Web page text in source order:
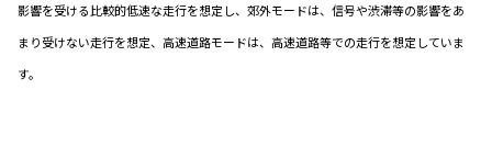
影響を受ける比較的低速な走行を想定し、郊外モードは、信号や渋滞等の影響をあ
まり受けない走行を想定、高速道路モードは、高速道路等での走行を想定していま
す。